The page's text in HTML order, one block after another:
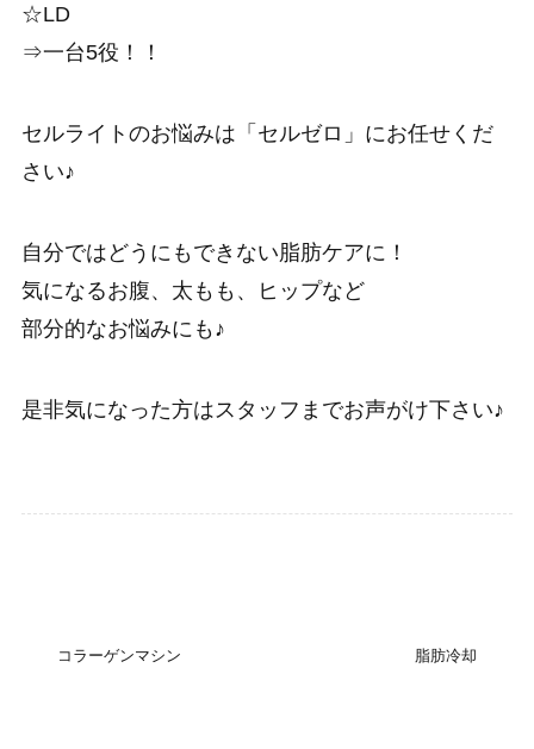
☆LD
⇒一台5役！！
セルライトのお悩みは「セルゼロ」にお任せくだ
さい♪
自分ではどうにもできない脂肪ケアに！
気になるお腹、太もも、ヒップなど
部分的なお悩みにも♪
是非気になった方はスタッフまでお声がけ下さい♪
コラーゲンマシン 脂肪冷却